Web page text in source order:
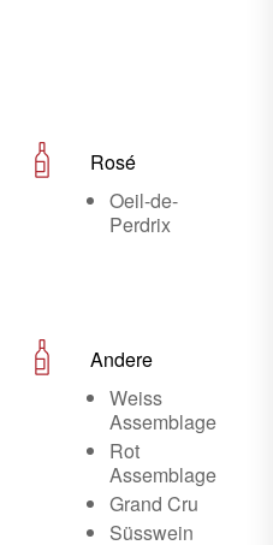
Rosé
Oeil-de-
Perdrix
Andere
Weiss
Assemblage
Rot
Assemblage
Grand Cru
Süsswein